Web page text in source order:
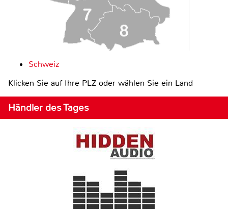
Schweiz
Klicken Sie auf Ihre PLZ oder wählen Sie ein Land
Händler des Tages